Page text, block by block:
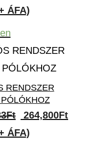
price
456,833Ft.
ÁFA)
RENDSZER
Ft
Original
price
264,800Ft
ÁFA)